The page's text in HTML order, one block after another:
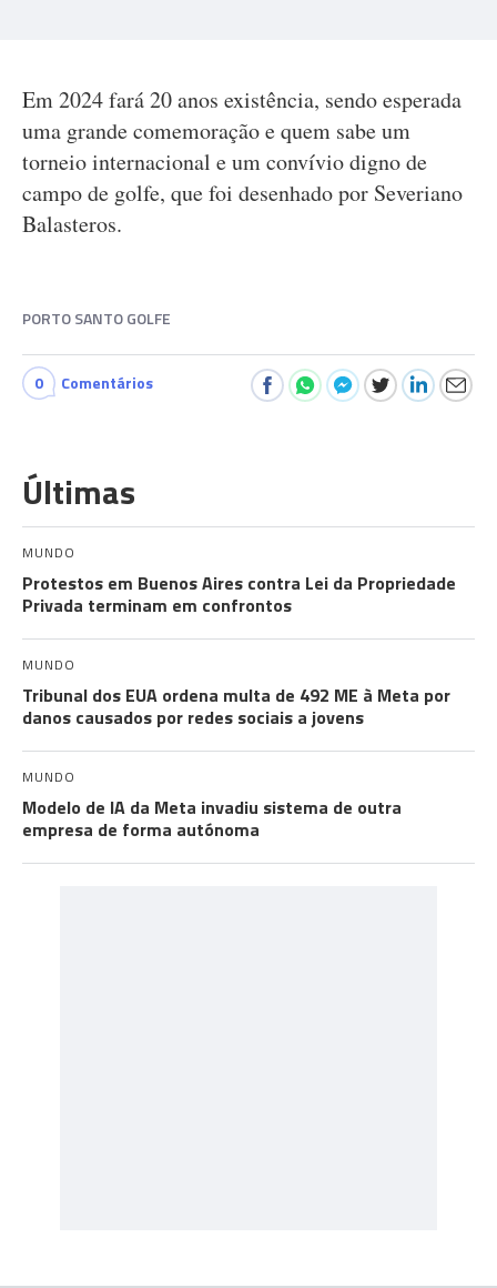
Em 2024 fará 20 anos existência, sendo esperada
uma grande comemoração e quem sabe um
torneio internacional e um convívio digno de
campo de golfe, que foi desenhado por Severiano
Balasteros.
PORTO SANTO GOLFE
0 Comentários
Últimas
MUNDO
Protestos em Buenos Aires contra Lei da Propriedade
Privada terminam em confrontos
MUNDO
Tribunal dos EUA ordena multa de 492 ME à Meta por
danos causados por redes sociais a jovens
MUNDO
Modelo de IA da Meta invadiu sistema de outra
empresa de forma autónoma